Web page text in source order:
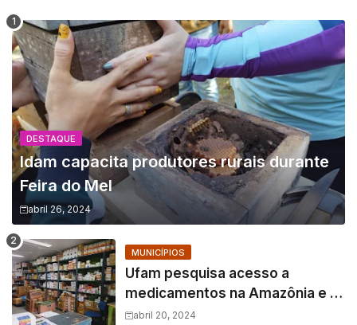
DESTAQUE
Idam capacita produtores rurais durante
Feira do Mel
abril 26, 2024
MUNICÍPIOS
Ufam pesquisa acesso a
medicamentos na Amazônia e o
fator amazônico sobre a
abril 20, 2024